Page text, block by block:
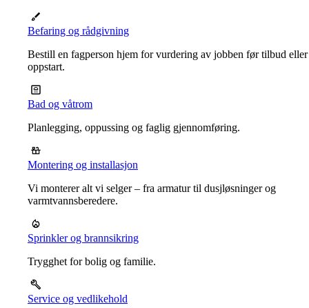
Befaring og rådgivning
Bestill en fagperson hjem for vurdering av jobben før tilbud eller
oppstart.
Bad og våtrom
Planlegging, oppussing og faglig gjennomføring.
Montering og installasjon
Vi monterer alt vi selger – fra armatur til dusjløsninger og
varmtvannsberedere.
Sprinkler og brannsikring
Trygghet for bolig og familie.
Service og vedlikehold